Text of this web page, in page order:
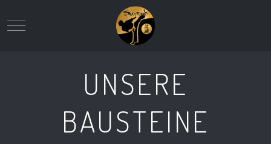
Mobile Menu Toggle
UNSERE
BAUSTEINE